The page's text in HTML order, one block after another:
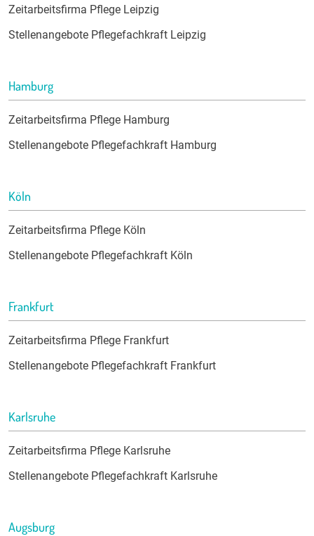
Zeitarbeitsfirma Pflege Leipzig
Stellenangebote Pflegefachkraft Leipzig
Hamburg
Zeitarbeitsfirma Pflege Hamburg
Stellenangebote Pflegefachkraft Hamburg
Köln
Zeitarbeitsfirma Pflege Köln
Stellenangebote Pflegefachkraft Köln
Frankfurt
Zeitarbeitsfirma Pflege Frankfurt
Stellenangebote Pflegefachkraft Frankfurt
Karlsruhe
Zeitarbeitsfirma Pflege Karlsruhe
Stellenangebote Pflegefachkraft Karlsruhe
Augsburg